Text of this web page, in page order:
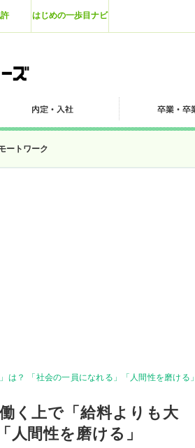
はじめの一歩目ナビ
ートワーク
？ 「社会の一員になれる」「人間性を磨ける」
く上で「給料よりも大
間性を磨ける」